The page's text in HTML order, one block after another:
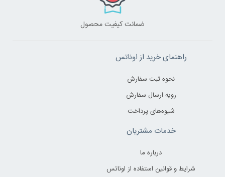
ضمانت کیفیت محصول
راهنمای خرید از اوناتس
نحوه ثبت سفارش
رویه ارسال سفارش
شیوه‌های پرداخت
خدمات مشتریان
درباره ما
شرایط و قوانین استفاده از اوناتس